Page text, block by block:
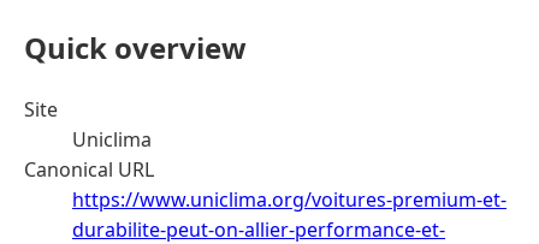
Quick overview
Site
Uniclima
Canonical URL
https://www.uniclima.org/voitures-premium-et-
durabilite-peut-on-allier-performance-et-